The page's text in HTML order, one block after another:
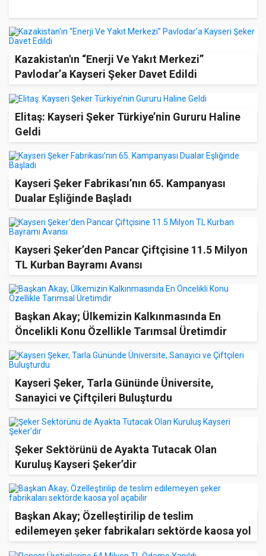
Kazakistan'ın “Enerji Ve Yakıt Merkezi”
Pavlodar’a Kayseri Şeker Davet Edildi
Elitaş: Kayseri Şeker Türkiye’nin Gururu Haline
Geldi
Kayseri Şeker Fabrikası’nın 65. Kampanyası
Dualar Eşliğinde Başladı
Kayseri Şeker’den Pancar Çiftçisine 11.5 Milyon
TL Kurban Bayramı Avansı
Başkan Akay; Ülkemizin Kalkınmasında En
Öncelikli Konu Özellikle Tarımsal Üretimdir
Kayseri Şeker, Tarla Gününde Üniversite,
Sanayici ve Çiftçileri Buluşturdu
Şeker Sektörünü de Ayakta Tutacak Olan
Kuruluş Kayseri Şeker’dir
Başkan Akay; Özelleştirilip de teslim
edilemeyen şeker fabrikaları sektörde kaosa yol